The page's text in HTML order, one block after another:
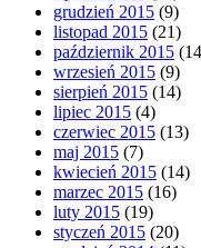
grudzień 2015 (9)
listopad 2015 (21)
październik 2015
wrzesień 2015 (9)
sierpień 2015 (14)
lipiec 2015 (4)
czerwiec 2015 (13)
maj 2015 (7)
kwiecień 2015 (14)
marzec 2015 (16)
luty 2015 (19)
styczeń 2015 (20)